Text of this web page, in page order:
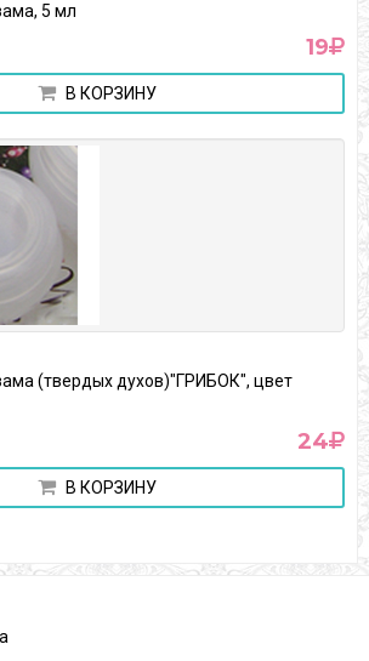
5 мл
19
В КОРЗИНУ
(твердых духов)"ГРИБОК", цвет
24
В КОРЗИНУ